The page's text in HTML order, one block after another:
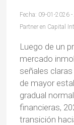
Fecha: 09-01-2026
Partner en Capital
Luego de un
mercado
señales
de mayor
gradual
financieras,
transición